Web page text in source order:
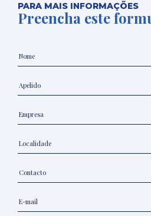
PARA MAIS INFORMAÇÕES
Preencha este